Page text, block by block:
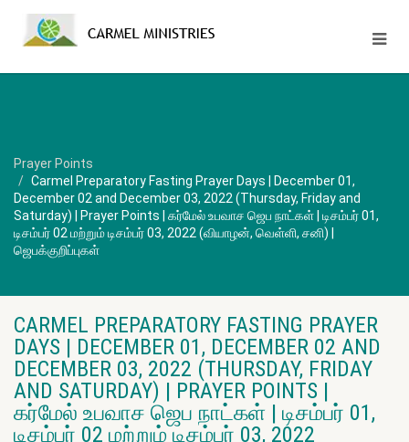
Prayer Points
Carmel Preparatory Fasting Prayer Days | December 01,
December 02 and December 03, 2022 (Thursday, Friday and
Saturday) | Prayer Points | கர்மேல் உபவாச ஜெப நாட்கள் | டிசம்பர் 01,
டிசம்பர் 02 மற்றும் டிசம்பர் 03, 2022 (வியாழன், வெள்ளி, சனி) |
ஜெபக்குறிப்புகள்
CARMEL PREPARATORY FASTING PRAYER
DAYS | DECEMBER 01, DECEMBER 02 AND
DECEMBER 03, 2022 (THURSDAY, FRIDAY
AND SATURDAY) | PRAYER POINTS |
கர்மேல் உபவாச ஜெப நாட்கள் | டிசம்பர் 01,
டிசம்பர் 02 மற்றும் டிசம்பர் 03, 2022